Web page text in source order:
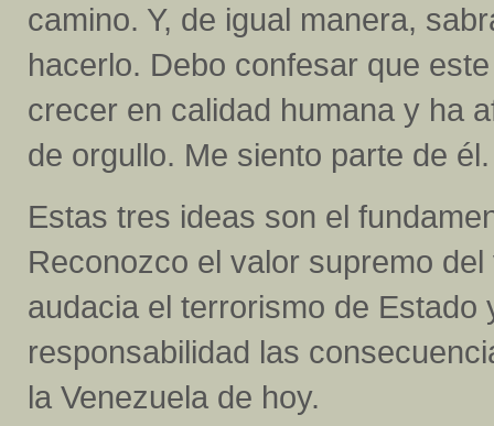
camino. Y, de igual manera,
hacerlo. Debo confesar que
crecer en calidad humana y ha
de orgullo. Me siento parte de él.
Estas tres ideas son el
Reconozco el valor supremo
audacia el terrorismo de Estado
responsabilidad las
la Venezuela de hoy.